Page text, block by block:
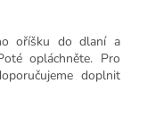
oříšku do dlaní a
opláchněte. Pro
doplnit